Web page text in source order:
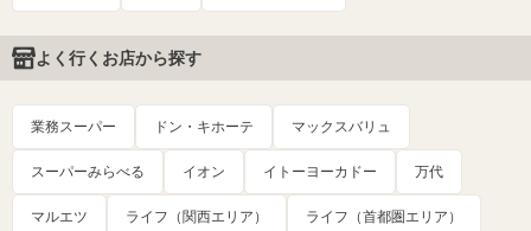
よく行くお店から探す
業務スーパー ドン・キホーテ マックスバリュ
スーパーみらべる イオン イトーヨーカドー 万代
マルエツ ライフ（関西エリア） ライフ（首都圏エリア）